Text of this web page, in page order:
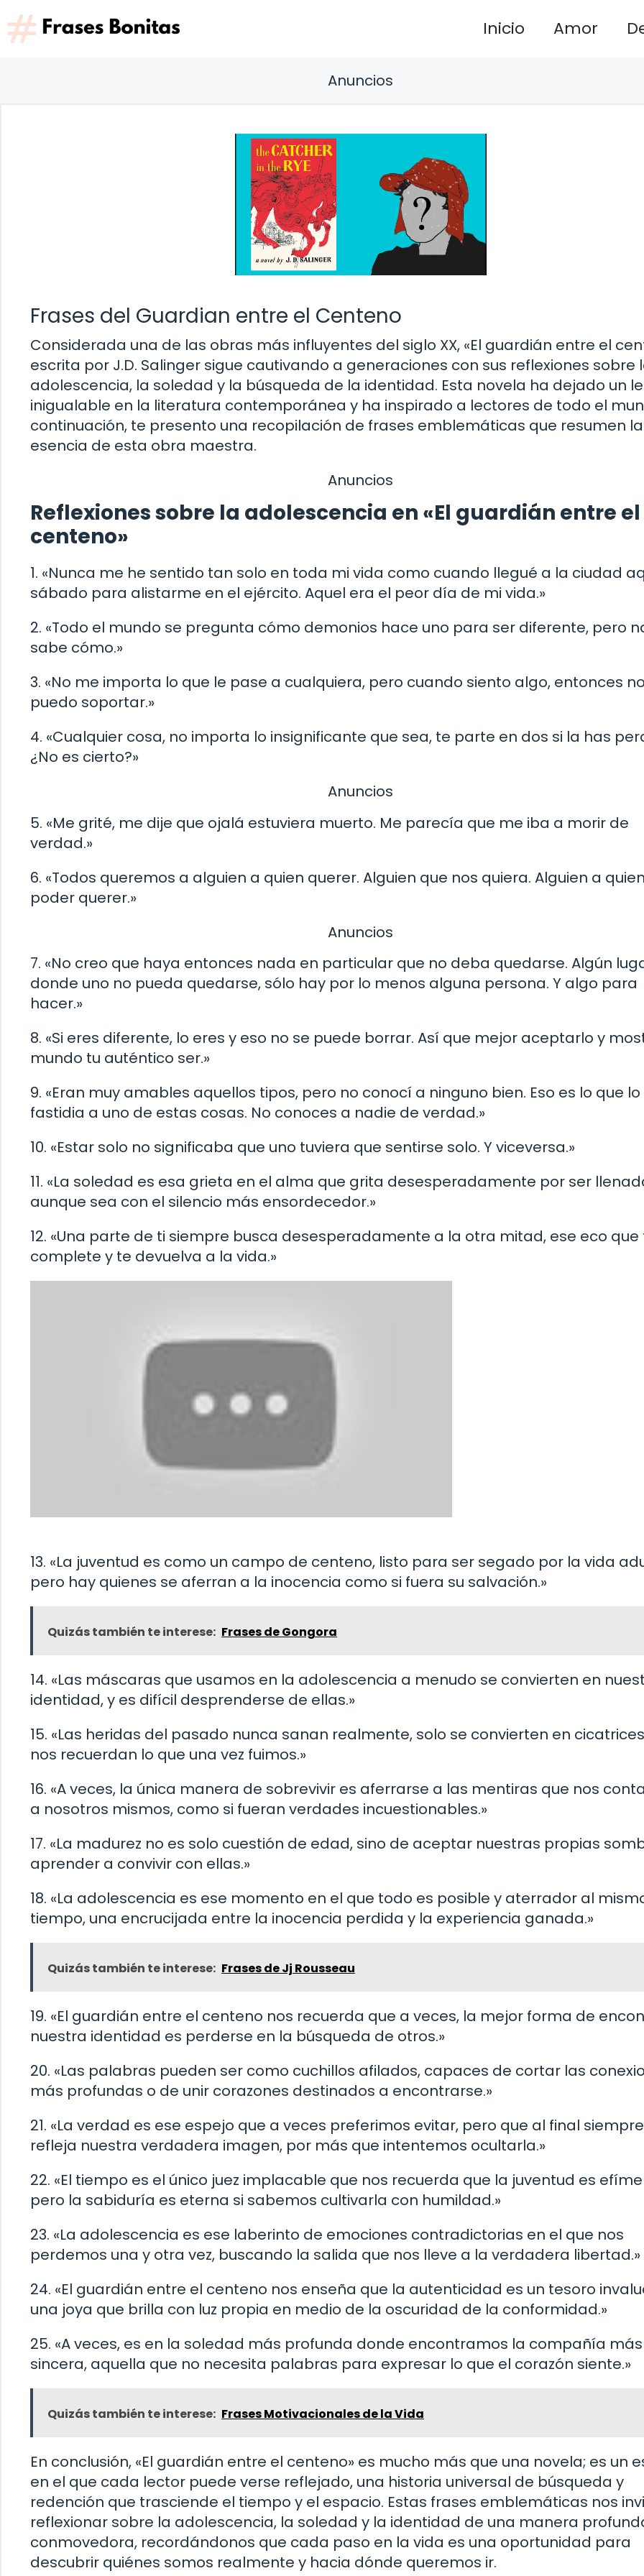
Saltar
al
contenido
Inicio Amor
Anuncios
Frases del Guardian entre el Centeno
Considerada una de las obras más influyentes del siglo XX, «El guardián entre el
escrita por J.D. Salinger sigue cautivando a generaciones con sus reflexiones sobre
adolescencia, la soledad y la búsqueda de la identidad. Esta novela ha dejado un
inigualable en la literatura contemporánea y ha inspirado a lectores de todo el
continuación, te presento una recopilación de frases emblemáticas que resumen la
esencia de esta obra maestra.
Anuncios
Reflexiones sobre la adolescencia en «El guardián entre el
centeno»
1. «Nunca me he sentido tan solo en toda mi vida como cuando llegué a la ciudad
sábado para alistarme en el ejército. Aquel era el peor día de mi vida.»
2. «Todo el mundo se pregunta cómo demonios hace uno para ser diferente, pero
sabe cómo.»
3. «No me importa lo que le pase a cualquiera, pero cuando siento algo, entonces
puedo soportar.»
4. «Cualquier cosa, no importa lo insignificante que sea, te parte en dos si la has
¿No es cierto?»
Anuncios
5. «Me grité, me dije que ojalá estuviera muerto. Me parecía que me iba a morir de
verdad.»
6. «Todos queremos a alguien a quien querer. Alguien que nos quiera. Alguien a
poder querer.»
Anuncios
7. «No creo que haya entonces nada en particular que no deba quedarse. Algún
donde uno no pueda quedarse, sólo hay por lo menos alguna persona. Y algo para
hacer.»
8. «Si eres diferente, lo eres y eso no se puede borrar. Así que mejor aceptarlo y
mundo tu auténtico ser.»
9. «Eran muy amables aquellos tipos, pero no conocí a ninguno bien. Eso es lo que lo
fastidia a uno de estas cosas. No conoces a nadie de verdad.»
10. «Estar solo no significaba que uno tuviera que sentirse solo. Y viceversa.»
11. «La soledad es esa grieta en el alma que grita desesperadamente por ser
aunque sea con el silencio más ensordecedor.»
12. «Una parte de ti siempre busca desesperadamente a la otra mitad, ese eco que
complete y te devuelva a la vida.»
13. «La juventud es como un campo de centeno, listo para ser segado por la vida
pero hay quienes se aferran a la inocencia como si fuera su salvación.»
Quizás también te interese: Frases de Gongora
14. «Las máscaras que usamos en la adolescencia a menudo se convierten en
identidad, y es difícil desprenderse de ellas.»
15. «Las heridas del pasado nunca sanan realmente, solo se convierten en
nos recuerdan lo que una vez fuimos.»
16. «A veces, la única manera de sobrevivir es aferrarse a las mentiras que nos
a nosotros mismos, como si fueran verdades incuestionables.»
17. «La madurez no es solo cuestión de edad, sino de aceptar nuestras propias
aprender a convivir con ellas.»
18. «La adolescencia es ese momento en el que todo es posible y aterrador al
tiempo, una encrucijada entre la inocencia perdida y la experiencia ganada.»
Quizás también te interese: Frases de Jj Rousseau
19. «El guardián entre el centeno nos recuerda que a veces, la mejor forma de
nuestra identidad es perderse en la búsqueda de otros.»
20. «Las palabras pueden ser como cuchillos afilados, capaces de cortar las
más profundas o de unir corazones destinados a encontrarse.»
21. «La verdad es ese espejo que a veces preferimos evitar, pero que al final siempre
refleja nuestra verdadera imagen, por más que intentemos ocultarla.»
22. «El tiempo es el único juez implacable que nos recuerda que la juventud es
pero la sabiduría es eterna si sabemos cultivarla con humildad.»
23. «La adolescencia es ese laberinto de emociones contradictorias en el que nos
perdemos una y otra vez, buscando la salida que nos lleve a la verdadera libertad.»
24. «El guardián entre el centeno nos enseña que la autenticidad es un tesoro
una joya que brilla con luz propia en medio de la oscuridad de la conformidad.»
25. «A veces, es en la soledad más profunda donde encontramos la compañía más
sincera, aquella que no necesita palabras para expresar lo que el corazón siente.»
Quizás también te interese: Frases Motivacionales de la Vida
En conclusión, «El guardián entre el centeno» es mucho más que una novela; es un
en el que cada lector puede verse reflejado, una historia universal de búsqueda y
redención que trasciende el tiempo y el espacio. Estas frases emblemáticas nos
reflexionar sobre la adolescencia, la soledad y la identidad de una manera
conmovedora, recordándonos que cada paso en la vida es una oportunidad para
descubrir quiénes somos realmente y hacia dónde queremos ir.